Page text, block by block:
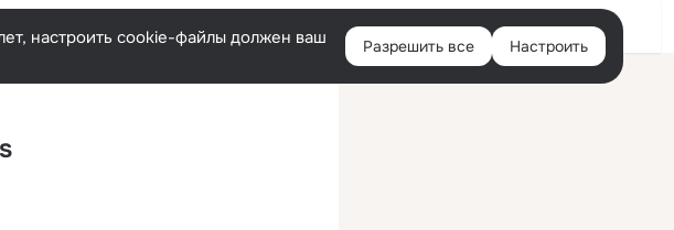
Русский Войти
настроить cookie-файлы должен ваш
Разрешить все Настроить